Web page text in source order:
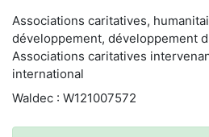
Associations caritatives,
développement, développement
Associations caritatives
international
Waldec : W121007572